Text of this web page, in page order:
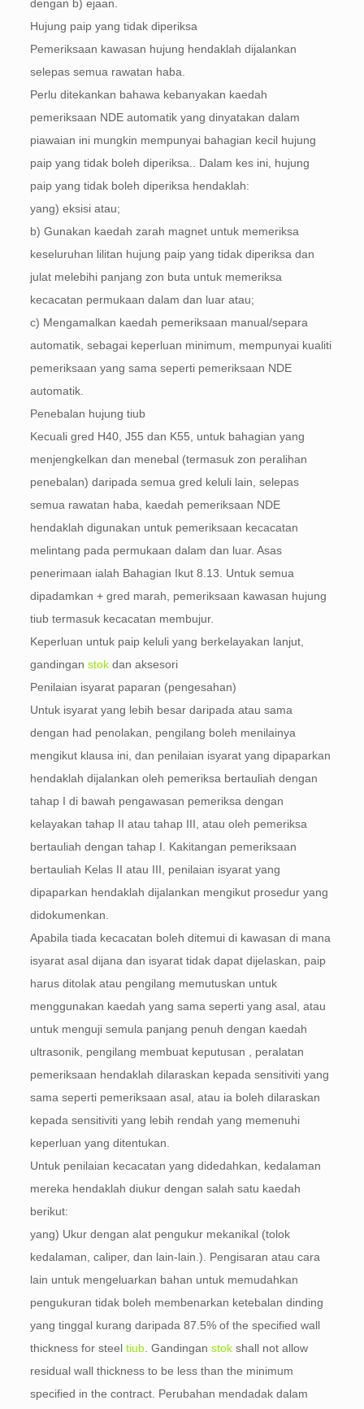
dengan b) ejaan.
Hujung paip yang tidak diperiksa
Pemeriksaan kawasan hujung hendaklah dijalankan
selepas semua rawatan haba.
Perlu ditekankan bahawa kebanyakan kaedah
pemeriksaan NDE automatik yang dinyatakan dalam
piawaian ini mungkin mempunyai bahagian kecil hujung
paip yang tidak boleh diperiksa.. Dalam kes ini, hujung
paip yang tidak boleh diperiksa hendaklah:
yang) eksisi atau;
b) Gunakan kaedah zarah magnet untuk memeriksa
keseluruhan lilitan hujung paip yang tidak diperiksa dan
julat melebihi panjang zon buta untuk memeriksa
kecacatan permukaan dalam dan luar atau;
c) Mengamalkan kaedah pemeriksaan manual/separa
automatik, sebagai keperluan minimum, mempunyai kualiti
pemeriksaan yang sama seperti pemeriksaan NDE
automatik.
Penebalan hujung tiub
Kecuali gred H40, J55 dan K55, untuk bahagian yang
menjengkelkan dan menebal (termasuk zon peralihan
penebalan) daripada semua gred keluli lain, selepas
semua rawatan haba, kaedah pemeriksaan NDE
hendaklah digunakan untuk pemeriksaan kecacatan
melintang pada permukaan dalam dan luar. Asas
penerimaan ialah Bahagian Ikut 8.13. Untuk semua
dipadamkan + gred marah, pemeriksaan kawasan hujung
tiub termasuk kecacatan membujur.
Keperluan untuk paip keluli yang berkelayakan lanjut,
gandingan stokdan aksesori
Penilaian isyarat paparan (pengesahan)
Untuk isyarat yang lebih besar daripada atau sama
dengan had penolakan, pengilang boleh menilainya
mengikut klausa ini, dan penilaian isyarat yang dipaparkan
hendaklah dijalankan oleh pemeriksa bertauliah dengan
tahap I di bawah pengawasan pemeriksa dengan
kelayakan tahap II atau tahap III, atau oleh pemeriksa
bertauliah dengan tahap I. Kakitangan pemeriksaan
bertauliah Kelas II atau III, penilaian isyarat yang
dipaparkan hendaklah dijalankan mengikut prosedur yang
didokumenkan.
Apabila tiada kecacatan boleh ditemui di kawasan di mana
isyarat asal dijana dan isyarat tidak dapat dijelaskan, paip
harus ditolak atau pengilang memutuskan untuk
menggunakan kaedah yang sama seperti yang asal, atau
untuk menguji semula panjang penuh dengan kaedah
ultrasonik, pengilang membuat keputusan , peralatan
pemeriksaan hendaklah dilaraskan kepada sensitiviti yang
sama seperti pemeriksaan asal, atau ia boleh dilaraskan
kepada sensitiviti yang lebih rendah yang memenuhi
keperluan yang ditentukan.
Untuk penilaian kecacatan yang didedahkan, kedalaman
mereka hendaklah diukur dengan salah satu kaedah
berikut:
yang) Ukur dengan alat pengukur mekanikal (tolok
kedalaman, caliper, dan lain-lain.). Pengisaran atau cara
lain untuk mengeluarkan bahan untuk memudahkan
pengukuran tidak boleh membenarkan ketebalan dinding
yang tinggal kurang daripada 87.5% of the specified wall
thickness for steel tiub. Gandingan stok shall not allow
residual wall thickness to be less than the minimum
specified in the contract. Perubahan mendadak dalam